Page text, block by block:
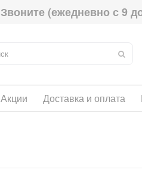
Звоните (ежедневно с 9
Акции Доставка и оплата